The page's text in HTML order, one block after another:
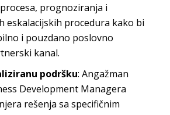
prognoziranja i
eskalacijskih procedura kako bi
i pouzdano poslovno
kanal.
podršku: Angažman
Development Managera
rešenja sa specifičnim